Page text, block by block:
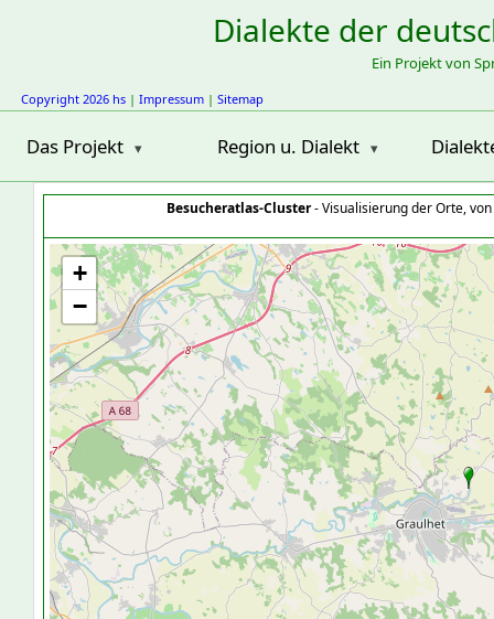
Dialekte der
Ein Projekt von
Copyright 2026 hs | Impressum | Sitemap
Das Projekt Region u. Dialekt
Besucheratlas-Cluster- Visualisierung der Orte,
+
−